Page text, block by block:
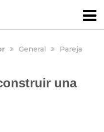
General Pareja
una